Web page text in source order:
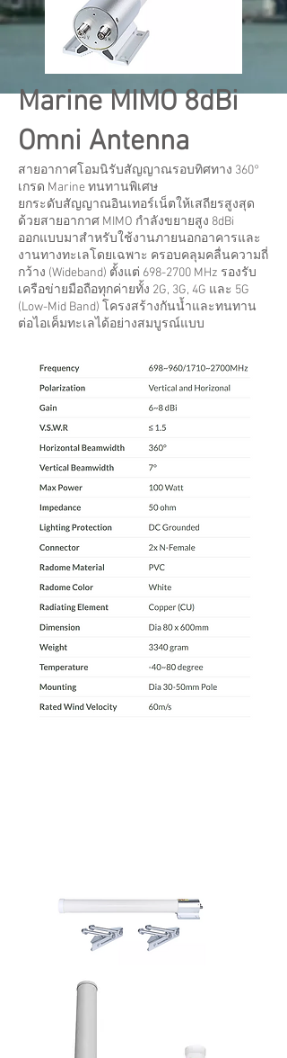
Marine MIMO 8dBi
Omni Antenna
สายอากาศโอมนิรับสัญญาณรอบทิศทาง 360°
เกรด Marine ทนทานพิเศษ
ยกระดับสัญญาณอินเทอร์เน็ตให้เสถียรสูงสุด
ด้วยสายอากาศ MIMO กำลังขยายสูง 8dBi
ออกแบบมาสำหรับใช้งานภายนอกอาคารและ
งานทางทะเลโดยเฉพาะ ครอบคลุมคลื่นความถี่
กว้าง (Wideband) ตั้งแต่ 698-2700 MHz รองรับ
เครือข่ายมือถือทุกค่ายทั้ง 2G, 3G, 4G และ 5G
(Low-Mid Band) โครงสร้างกันน้ำและทนทาน
ต่อไอเค็มทะเลได้อย่างสมบูรณ์แบบ